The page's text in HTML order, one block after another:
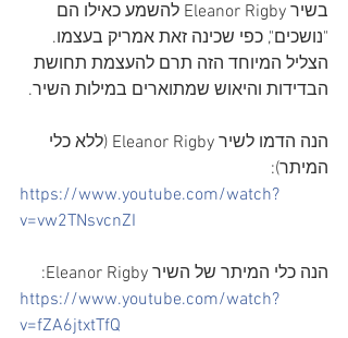
בשיר Eleanor Rigby להשמע כאילו הם
"נושכים", כפי שכינה זאת אמריק בעצמו.
הצליל המיוחד הזה תרם להעצמת תחושת
הבדידות והיאוש שמתוארים במילות השיר.
הנה הדמו לשיר Eleanor Rigby (ללא כלי
המיתר):
https://www.youtube.com/watch?
v=vw2TNsvcnZI
הנה כלי המיתר של השיר Eleanor Rigby:
https://www.youtube.com/watch?
v=fZA6jtxtTfQ